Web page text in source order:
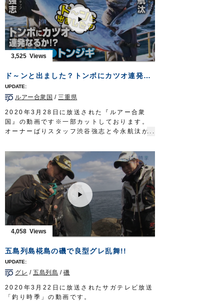
手、堀田光哉さん。
釣り初日。戸惑いながらも、徐々に現地に適
応。目指すフルークを追い詰めていく。
そして…ついに念願の一枚を手にする。
華やかなる香りに満ちたニューヨークのショ
アゲーム。
大都会のオアシス、ロングアイランドにスポ
タックル①
ロッド：サーフロッド MST 10ft8in
リール：4000番クラス XG スピニングリー
メインライン：PE 1号（8本ヨリ）
リーダー：フロロ 25lb
インチク系ルアー 25g
タックル②
ロッド：サーフロッド MH 10ft4in
リール：5000番クラス XG スピニングリー
ル
メインライン：PE 1.5号（8本ヨリ）
リーダー：フロロ 40lb
ルアー：シンキングペンシル 95mm
フック：STX-45ZN#5
放送日 2019年10月6日
オーナーばりwebsite
http://www.owner.co.jp
3,525
ド～ンと出ました？トンボにカツオ連発なるか！？
ルアー合衆国 / 三重県
2020年3月28日に放送された『ルアー合衆
国』の動画です※一部カットしております。
オーナーばりスタッフ渋谷強志と今永航汰が
流行りのトンジギでトンボ（ビンチョウマグ
ロ/ビンナガ）とカツオを狙います。
苦戦した前回とはうって変わり、開始早々ト
ンボのダブルヒットからスタート。
大判カツオも飛び出し、無事リベンジ成功と
なりました。
https://youtu.be/cqKj-vwnuyc
■使用フック
ジガーミディアムブルーチェイサー
日 22時30分～22時45分放送
http://lure-us.com/
OWNERMOVIEhttp://ownertv.jp/
オーナーばりwebsite
http://www.owner.co.jp
4,058
五島列島椛島の磯で良型グレ乱舞!!
グレ /五島列島 /磯
2020年3月22日に放送されたサガテレビ放送
「釣り時季」の動画です。